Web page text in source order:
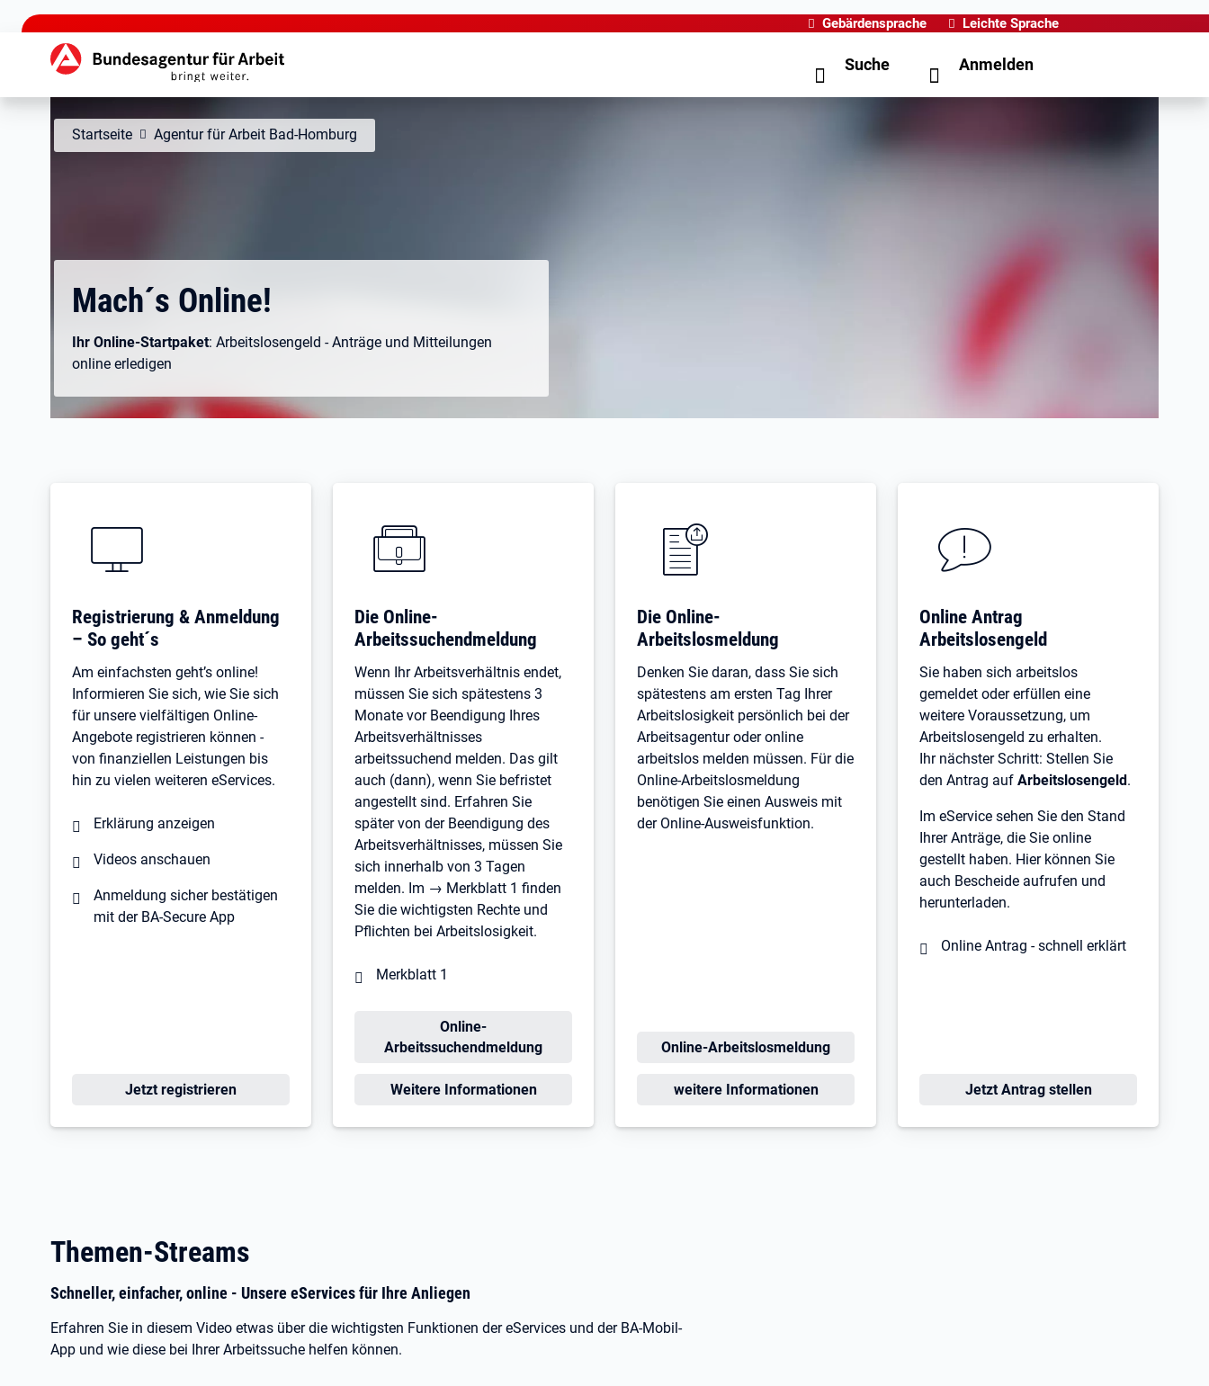
zu den Hauptinhalten springen
Gebärdensprache Leichte Sprache
Hauptnavigation Suche Anmelden
Startseite Agentur für Arbeit Bad-Homburg
Mach´s Online!
Ihr Online-Startpaket: Arbeitslosengeld - Anträge und Mitteilungen
online erledigen
Registrierung & Anmeldung
– So geht´s
Am einfachsten geht’s online!
Informieren Sie sich, wie Sie sich
für unsere vielfältigen Online-
Angebote registrieren können -
von finanziellen Leistungen bis
hin zu vielen weiteren eServices.
Erklärung anzeigen
Videos anschauen
Anmeldung sicher bestätigen
mit der BA-Secure App
Öffnet in neuem Tab
Jetzt registrieren
Die Online-
Arbeitssuchendmeldung
Wenn Ihr Arbeitsverhältnis endet,
müssen Sie sich spätestens 3
Monate vor Beendigung Ihres
Arbeitsverhältnisses
arbeitssuchend melden. Das gilt
auch (dann), wenn Sie befristet
angestellt sind. Erfahren Sie
später von der Beendigung des
Arbeitsverhältnisses, müssen Sie
sich innerhalb von 3 Tagen
melden. Im → Merkblatt 1 finden
Sie die wichtigsten Rechte und
Pflichten bei Arbeitslosigkeit.
Merkblatt 1
Öffnet in neuem Tab
Online-
Arbeitssuchendmeldung
Öffnet in neuem Tab
Weitere Informationen
Die Online-
Arbeitslosmeldung
Denken Sie daran, dass Sie sich
spätestens am ersten Tag Ihrer
Arbeitslosigkeit persönlich bei der
Arbeitsagentur oder online
arbeitslos melden müssen. Für die
Online-Arbeitslosmeldung
benötigen Sie einen Ausweis mit
der Online-Ausweisfunktion.
Öffnet in neuem Tab
Online-Arbeitslosmeldung
Öffnet in neuem Tab
weitere Informationen
Online Antrag
Arbeitslosengeld
Sie haben sich arbeitslos
gemeldet oder erfüllen eine
weitere Voraussetzung, um
Arbeitslosengeld zu erhalten.
Ihr nächster Schritt: Stellen Sie
den Antrag auf Arbeitslosengeld.
Im eService sehen Sie den Stand
Ihrer Anträge, die Sie online
gestellt haben. Hier können Sie
auch Bescheide aufrufen und
herunterladen.
Online Antrag - schnell erklärt
Öffnet in neuem Tab
Jetzt Antrag stellen
Themen-Streams
Schneller, einfacher, online - Unsere eServices für Ihre Anliegen
Erfahren Sie in diesem Video etwas über die wichtigsten Funktionen der eServices und der BA-Mobil-
App und wie diese bei Ihrer Arbeitssuche helfen können.